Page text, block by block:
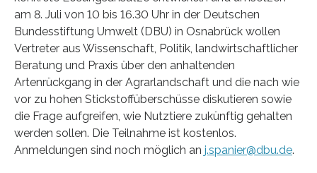
am 8. Juli von 10 bis 16.30 Uhr in der Deutschen
Bundesstiftung Umwelt (DBU) in Osnabrück wollen
Vertreter aus Wissenschaft, Politik, landwirtschaftlicher
Beratung und Praxis über den anhaltenden
Artenrückgang in der Agrarlandschaft und die nach wie
vor zu hohen Stickstoffüberschüsse diskutieren sowie
die Frage aufgreifen, wie Nutztiere zukünftig gehalten
werden sollen. Die Teilnahme ist kostenlos.
Anmeldungen sind noch möglich an j.spanier@dbu.de.